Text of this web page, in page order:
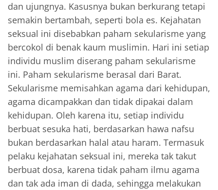
dan ujungnya. Kasusnya bukan berkurang tetapi
semakin bertambah, seperti bola es. Kejahatan
seksual ini disebabkan paham sekularisme yang
bercokol di benak kaum muslimin. Hari ini setiap
individu muslim diserang paham sekularisme
ini. Paham sekularisme berasal dari Barat.
Sekularisme memisahkan agama dari kehidupan,
agama dicampakkan dan tidak dipakai dalam
kehidupan. Oleh karena itu, setiap individu
berbuat sesuka hati, berdasarkan hawa nafsu
bukan berdasarkan halal atau haram. Termasuk
pelaku kejahatan seksual ini, mereka tak takut
berbuat dosa, karena tidak paham ilmu agama
dan tak ada iman di dada, sehingga melakukan